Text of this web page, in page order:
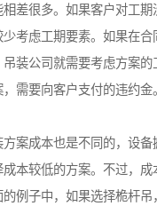
相差很多。如果客户对工期
少考虑工期要素。如果在合
吊装公司就需要考虑方案的
需要向客户支付的违约金。
方案成本也是不同的，设备
成本较低的方案。不过，成
例子中，如果选择桅杆吊